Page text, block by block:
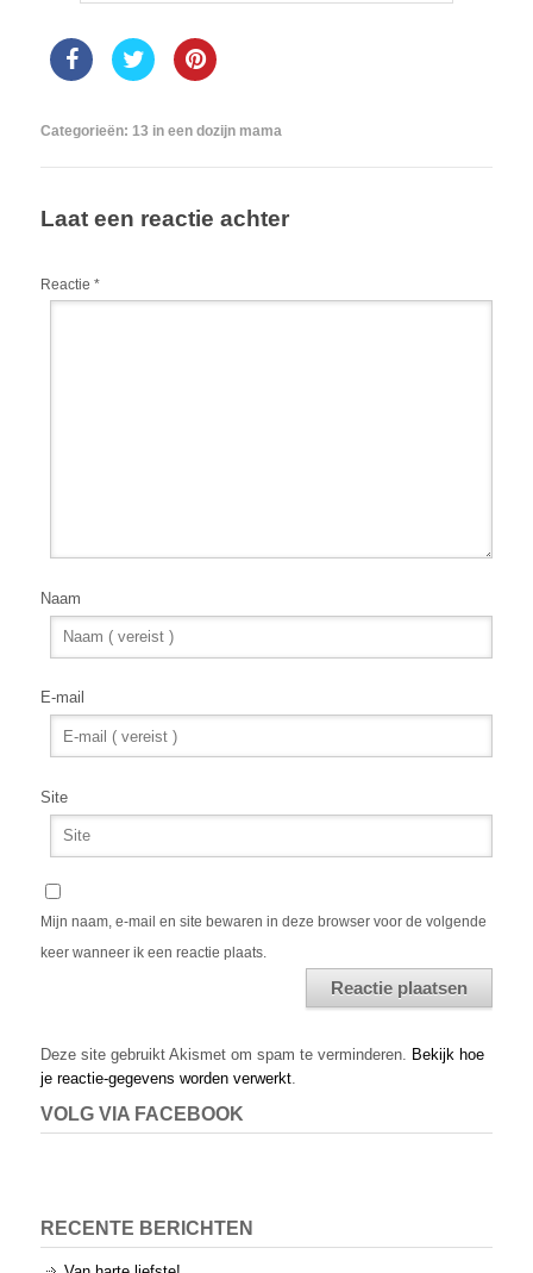
Categorieën: 13 in een dozijn mama
Laat een reactie achter
Reactie *
Naam
E-mail
Site
Mijn naam, e-mail en site bewaren in deze browser voor de volgende
keer wanneer ik een reactie plaats.
Deze site gebruikt Akismet om spam te verminderen. Bekijk hoe
je reactie-gegevens worden verwerkt.
VOLG VIA FACEBOOK
RECENTE BERICHTEN